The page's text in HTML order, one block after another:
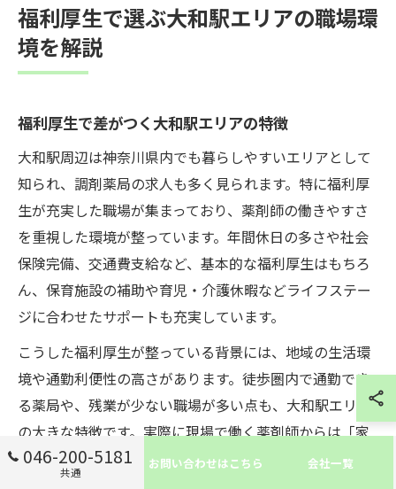
福利厚生で選ぶ大和駅エリアの職場環
境を解説
福利厚生で差がつく大和駅エリアの特徴
大和駅周辺は神奈川県内でも暮らしやすいエリアとして
知られ、調剤薬局の求人も多く見られます。特に福利厚
生が充実した職場が集まっており、薬剤師の働きやすさ
を重視した環境が整っています。年間休日の多さや社会
保険完備、交通費支給など、基本的な福利厚生はもちろ
ん、保育施設の補助や育児・介護休暇などライフステー
ジに合わせたサポートも充実しています。
こうした福利厚生が整っている背景には、地域の生活環
境や通勤利便性の高さがあります。徒歩圏内で通勤でき
る薬局や、残業が少ない職場が多い点も、大和駅エリア
の大きな特徴です。実際に現場で働く薬剤師からは「家
庭と両立しやすい」「ブランクからの復帰も安心」とい
った声が多く寄せられています。福利厚生の充実度が、
046-200-5181
共通
お問い合わせはこちら 会社一覧